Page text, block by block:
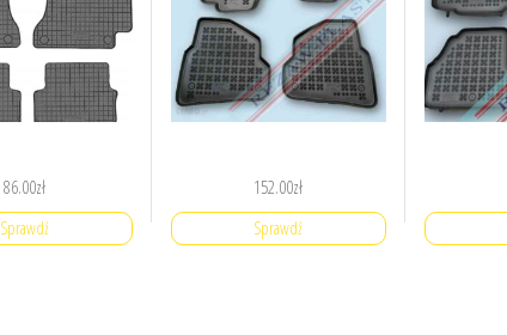
86.00zł
Sprawdź
152.00zł
Sprawdź